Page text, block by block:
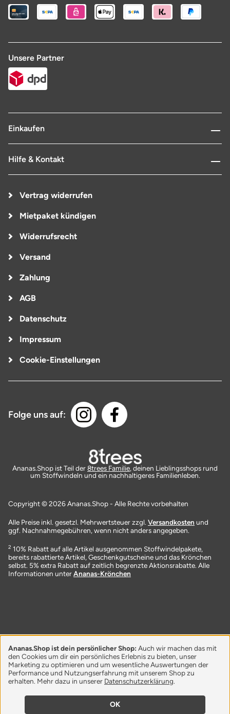
Unsere Partner
Einkaufen
Hilfe & Kontakt
Vertrag widerrufen
Mietpaket kündigen
Widerrufsrecht
Versand
Zahlung
AGB
Datenschutz
Impressum
Cookie-Einstellungen
Folge uns auf:
Ananas.Shop ist Teil der8trees Familie, deinen Lieblingsshops rund
um Stoffwindeln und ein nachhaltigeres Familienleben.
Copyright © 2026 Ananas.Shop - Alle Rechte vorbehalten
Alle Preise inkl. gesetzl. Mehrwertsteuer zzgl. Versandkosten und
ggf. Nachnahmegebühren, wenn nicht anders angegeben.
2 10% Rabatt auf alle Artikel ausgenommen Stoffwindelpakete,
bereits rabattierte Artikel, Geschenkgutscheine und das Krönchen
selbst. 5% extra Rabatt auf zeitlich begrenzte Aktionsrabatte. Alle
Informationen unterAnanas-Krönchen
Ananas.Shop ist dein persönlicher Shop: Auch wir machen das mit
den Cookies um dir ein persönliches Erlebnis zu bieten, unser
Marketing zu optimieren und um wesentliche Auswertungen der
Performance und Nutzungserfahrung mit unserem Shop zu
erhalten. Mehr dazu in unserer Datenschutzerklärung.
OK